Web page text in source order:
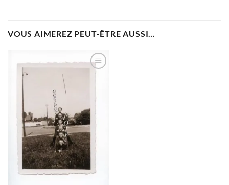
VOUS AIMEREZ PEUT-ÊTRE AUSSI…